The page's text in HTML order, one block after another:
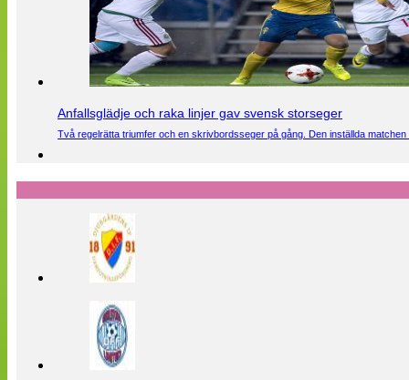
Anfallsglädje och raka linjer gav svensk storseger
Två regelrätta triumfer och en skrivbordsseger på gång. Den inställda